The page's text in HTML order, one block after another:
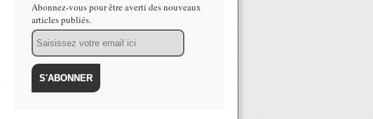
Abonnez-vous pour être averti des nouveaux
articles publiés.
Email